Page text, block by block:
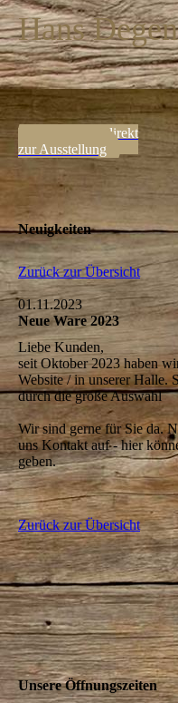
Hans
⇒ hier gehts direkt
zur Ausstellung
Neuigkeiten
Zurück zur Übersicht
01.11.2023
Neue Ware 2023
Liebe Kunden,
seit Oktober 2023 haben
Website / in unserer Halle.
durch die große Auswahl
Wir sind gerne für Sie da.
uns Kontakt auf - hier
geben.
Zurück zur Übersicht
Unsere Öffnungszeiten